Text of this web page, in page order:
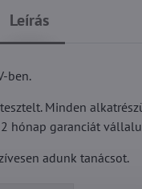
Leírás
ben.
Minden
hónap garanciát
adunk tanácsot.